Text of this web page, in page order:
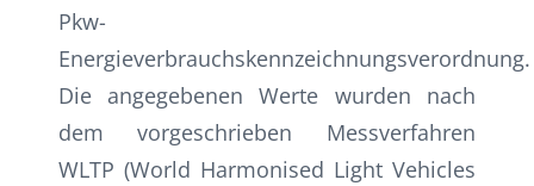
Pkw-
Energieverbrauchskennzeichnungsverordnung.
Die angegebenen Werte wurden nach
dem vorgeschrieben Messverfahren
WLTP (World Harmonised Light Vehicles